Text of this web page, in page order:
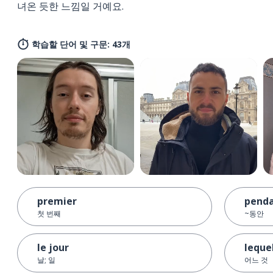
녀온 듯한 느낌일 거예요.
학습할 단어 및 구문: 43개
premier
첫 번째
le jour
날; 일
~동안
어느 것